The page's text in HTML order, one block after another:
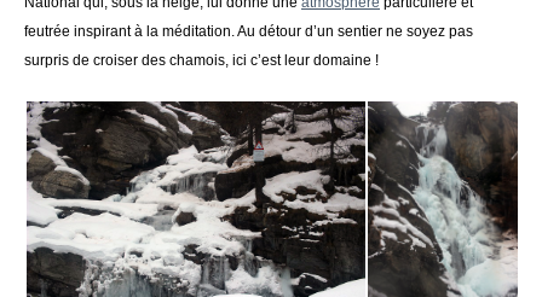
feutrée inspirant à la méditation. Au détour d’un sentier ne soyez pas
surpris de croiser des chamois, ici c’est leur domaine !